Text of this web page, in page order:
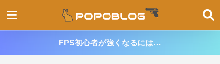
FPS初心者が強くなるには…